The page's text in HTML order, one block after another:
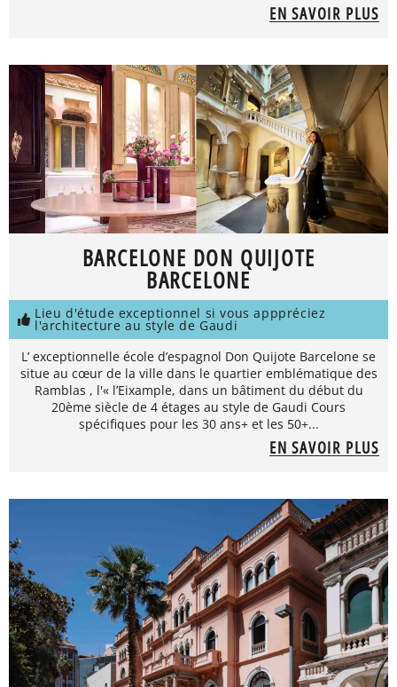
EN SAVOIR PLUS
BARCELONE DON QUIJOTE
BARCELONE
Lieu d'étude exceptionnel si vous apppréciez
l'architecture au style de Gaudi
L’ exceptionnelle école d’espagnol Don Quijote Barcelone se
situe au cœur de la ville dans le quartier emblématique des
Ramblas , l'« l’Eixample, dans un bâtiment du début du
20ème siècle de 4 étages au style de Gaudi Cours
spécifiques pour les 30 ans+ et les 50+...
EN SAVOIR PLUS